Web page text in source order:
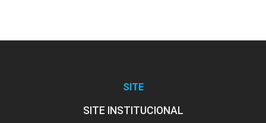
SITE
SITE INSTITUCIONAL